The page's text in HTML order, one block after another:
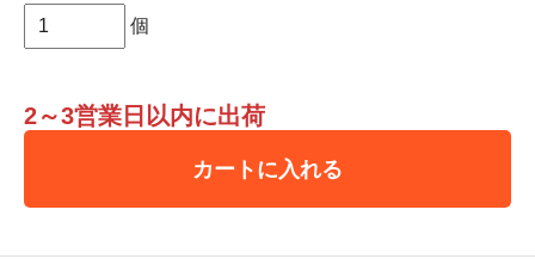
個
2～3営業日以内に出荷
カートに入れる